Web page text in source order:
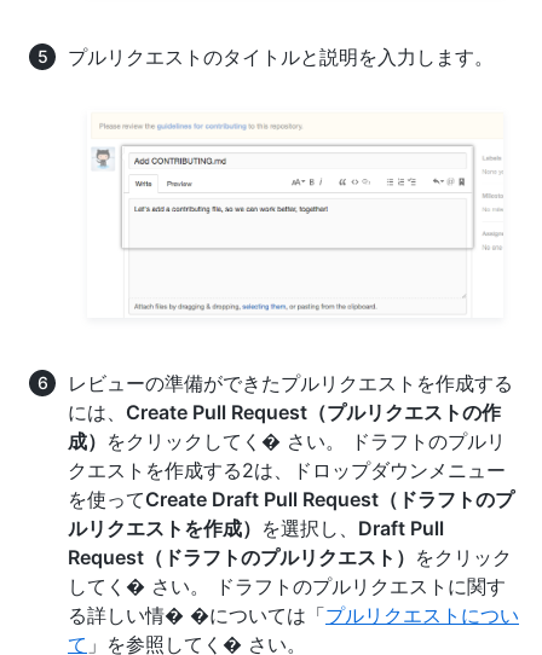
プルリクエストのタイトルと説明を入力します。
レビューの準備ができたプルリクエストを作成する
には、 Create Pull Request（プルリクエストの作
成） をクリックしてく� さい。 ドラフトのプルリ
クエストを作成する2は、ドロップダウンメニュー
を使ってCreate Draft Pull Request（ドラフトのプ
ルリクエストを作成） を選択し、 Draft Pull
Request（ドラフトのプルリクエスト） をクリック
してく� さい。 ドラフトのプルリクエストに関す
る詳しい情� �については「プルリクエストについ
て 」を参照してく� さい。